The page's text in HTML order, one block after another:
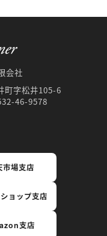
会社
字松井105-6
46-9578
市場支店
ョップ支店
支店